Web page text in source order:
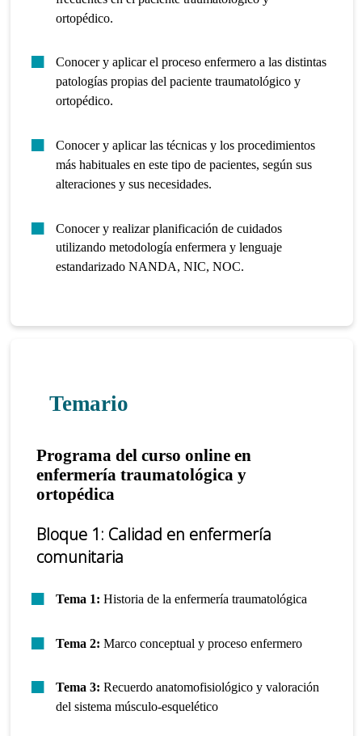
ortopédico.
Conocer y aplicar el proceso enfermero a las distintas
patologías propias del paciente traumatológico y
ortopédico.
Conocer y aplicar las técnicas y los procedimientos
más habituales en este tipo de pacientes, según sus
alteraciones y sus necesidades.
Conocer y realizar planificación de cuidados
utilizando metodología enfermera y lenguaje
estandarizado NANDA, NIC, NOC.
Temario
Programa del curso online en
enfermería traumatológica y
ortopédica
Bloque 1: Calidad en enfermería
comunitaria
Tema 1: Historia de la enfermería traumatológica
Tema 2: Marco conceptual y proceso enfermero
Tema 3: Recuerdo anatomofisiológico y valoración
del sistema músculo-esquelético